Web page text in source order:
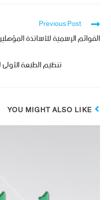
Previous Post
القوائم الإسمية للأساتذة
تنظيم الطبعة الأولى
YOU MIGHT ALSO LIKE